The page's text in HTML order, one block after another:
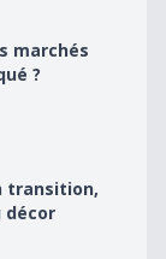
marchés
?
décor
transition,
décor